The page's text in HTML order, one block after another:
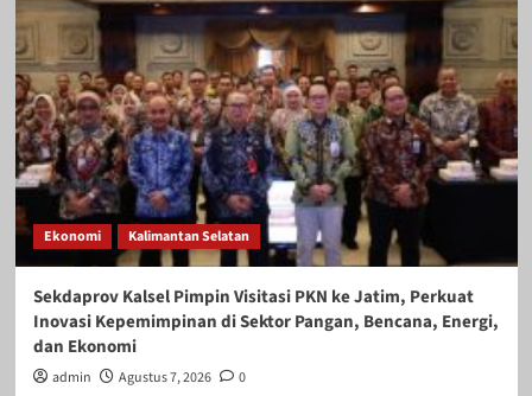
Ekonomi Kalimantan Selatan
Sekdaprov Kalsel Pimpin Visitasi PKN ke Jatim, Perkuat
Inovasi Kepemimpinan di Sektor Pangan, Bencana, Energi,
dan Ekonomi
admin Agustus 7, 2026 0